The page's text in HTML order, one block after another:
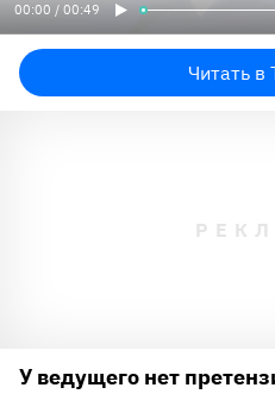
00:00 / 00:49
Читать в
У ведущего нет